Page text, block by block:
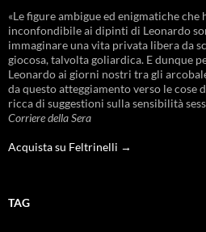
«Le figure ambigue ed enigmatiche
inconfondibile ai dipinti di Leonardo
immaginare una vita privata libera da
giocosa, talvolta goliardica. E dunque
Leonardo ai giorni nostri tra gli
da questo atteggiamento verso le cose
ricca di suggestioni sulla sensibilità
Corriere della Sera
Acquista su Feltrinelli →
TAG